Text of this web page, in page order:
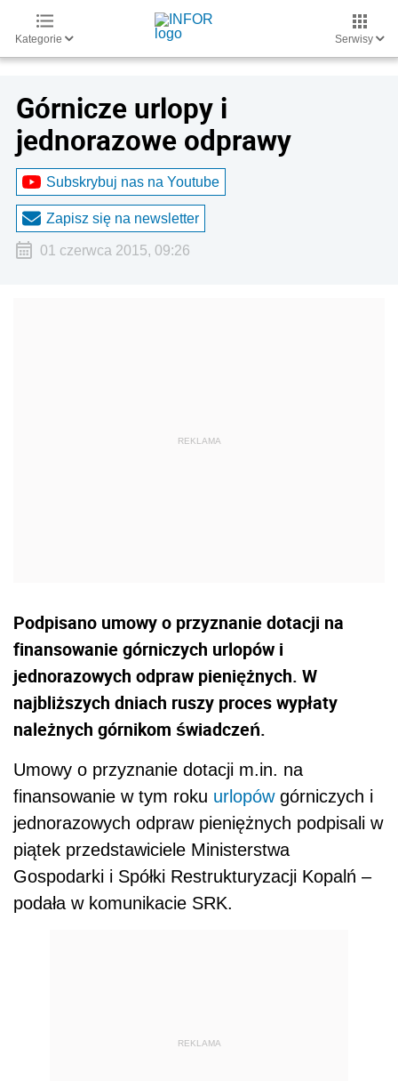
Kategorie Serwisy
Górnicze urlopy i
jednorazowe odprawy
Subskrybuj nas na Youtube
Zapisz się na newsletter
01 czerwca 2015, 09:26
Podpisano umowy o przyznanie dotacji na
finansowanie górniczych urlopów i
jednorazowych odpraw pieniężnych. W
najbliższych dniach ruszy proces wypłaty
należnych górnikom świadczeń.
Umowy o przyznanie dotacji m.in. na
finansowanie w tym roku urlopówgórniczych i
jednorazowych odpraw pieniężnych podpisali w
piątek przedstawiciele Ministerstwa
Gospodarki i Spółki Restrukturyzacji Kopalń –
podała w komunikacie SRK.
REKLAMA